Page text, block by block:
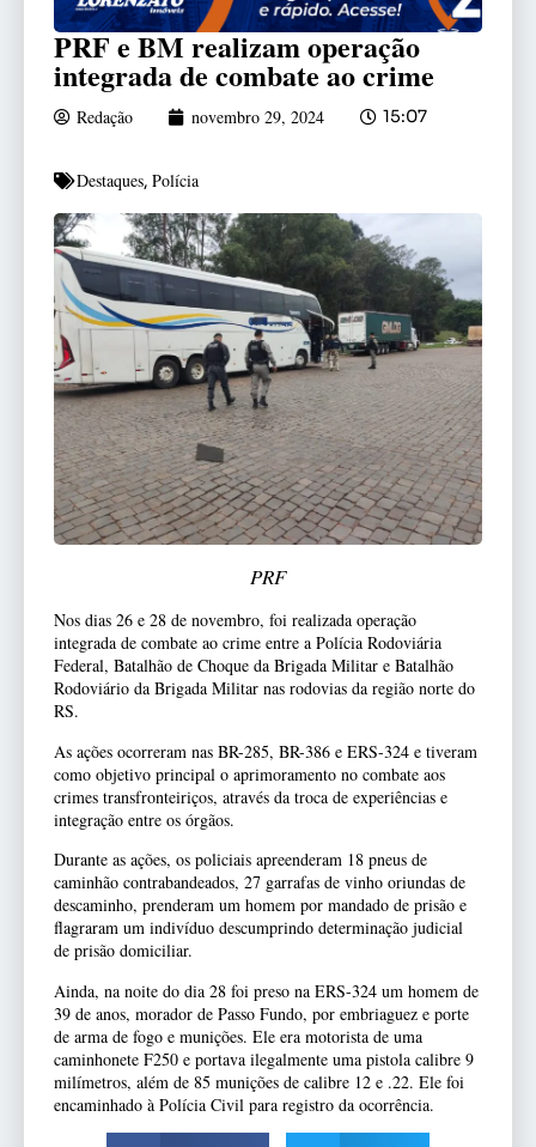
PRF e BM realizam operação
integrada de combate ao crime
Redação novembro 29, 2024 15:07
Destaques, Polícia
PRF
Nos dias 26 e 28 de novembro, foi realizada operação
integrada de combate ao crime entre a Polícia Rodoviária
Federal, Batalhão de Choque da Brigada Militar e Batalhão
Rodoviário da Brigada Militar nas rodovias da região norte do
RS.
As ações ocorreram nas BR-285, BR-386 e ERS-324 e tiveram
como objetivo principal o aprimoramento no combate aos
crimes transfronteiriços, através da troca de experiências e
integração entre os órgãos.
Durante as ações, os policiais apreenderam 18 pneus de
caminhão contrabandeados, 27 garrafas de vinho oriundas de
descaminho, prenderam um homem por mandado de prisão e
flagraram um indivíduo descumprindo determinação judicial
de prisão domiciliar.
Ainda, na noite do dia 28 foi preso na ERS-324 um homem de
39 de anos, morador de Passo Fundo, por embriaguez e porte
de arma de fogo e munições. Ele era motorista de uma
caminhonete F250 e portava ilegalmente uma pistola calibre 9
milímetros, além de 85 munições de calibre 12 e .22. Ele foi
encaminhado à Polícia Civil para registro da ocorrência.